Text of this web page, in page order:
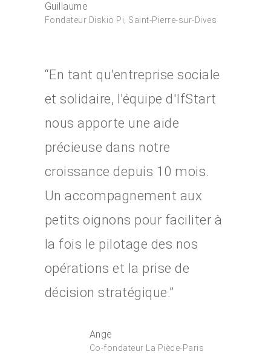
Guillaume
Fondateur Diskio Pi, Saint-Pierre-sur-Dives
“En tant qu'entreprise sociale
et solidaire, l'équipe d'IfStart
nous apporte une aide
précieuse dans notre
croissance depuis 10 mois.
Un accompagnement aux
petits oignons pour faciliter à
la fois le pilotage des nos
opérations et la prise de
décision stratégique.”
Ange
Co-fondateur La Pièce-Paris
Créez votre
accélérateur
Nos
Les experts
Actualités
Actualités récentes
Nouvelles start-ups
Témoignages